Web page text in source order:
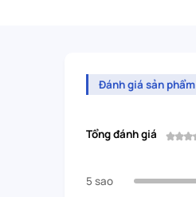
Đánh giá sản phẩm
Tổng đánh giá
5 sao